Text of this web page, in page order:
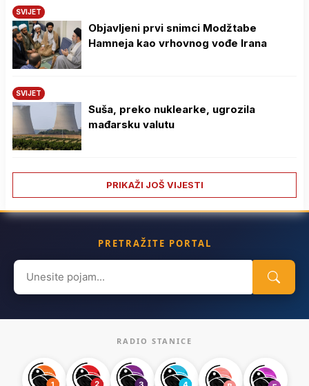
SVIJET
Objavljeni prvi snimci Modžtabe
Hamneja kao vrhovnog vođe Irana
SVIJET
Suša, preko nuklearke, ugrozila
mađarsku valutu
PRIKAŽI JOŠ VIJESTI
PRETRAŽITE PORTAL
Search
for:
RADIO STANICE